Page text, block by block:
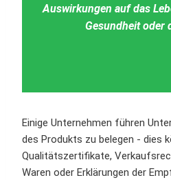
Auswirkungen auf das
Gesundheit oder
Einige Unternehmen führen
des Produkts zu belegen - dies
Qualitätszertifikate,
Waren oder Erklärungen der